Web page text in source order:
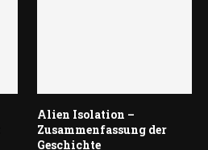
Alien Isolation –
Zusammenfassung der
Geschichte